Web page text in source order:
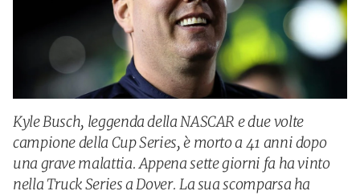
Kyle Busch, leggenda della NASCAR e due volte
campione della Cup Series, è morto a 41 anni dopo
una grave malattia. Appena sette giorni fa ha vinto
nella Truck Series a Dover. La sua scomparsa ha